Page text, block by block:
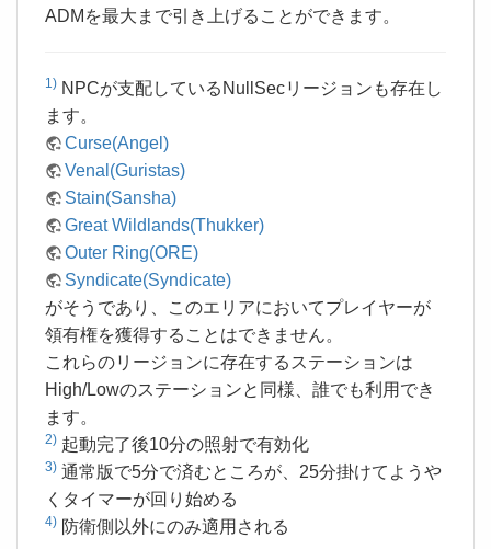
ADMを最大まで引き上げることができます。
1) NPCが支配しているNullSecリージョンも存在し
ます。
Curse(Angel)
Venal(Guristas)
Stain(Sansha)
Great Wildlands(Thukker)
Outer Ring(ORE)
Syndicate(Syndicate)
がそうであり、このエリアにおいてプレイヤーが
領有権を獲得することはできません。
これらのリージョンに存在するステーションは
High/Lowのステーションと同様、誰でも利用でき
ます。
2) 起動完了後10分の照射で有効化
3) 通常版で5分で済むところが、25分掛けてようや
くタイマーが回り始める
4) 防衛側以外にのみ適用される